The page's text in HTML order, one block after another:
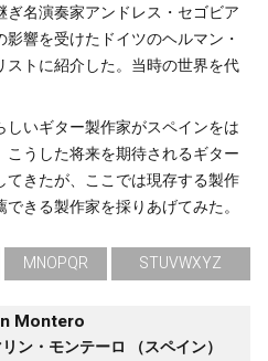
名演奏家アンドレス・セゴビア
響を受けたドイツのヘルマン・
トに紹介した。当時の世界を代
いギター製作家がスペインをは
こうした将来を期待されるギター
きたが、ここでは現存する製作
きる製作家を採りあげてみた。
MNOPQR STUVWXYZ
Montero
ン・モンテーロ （スペイン）